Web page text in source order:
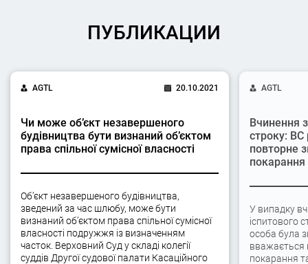
ПУБЛИКАЦИИ
AGTL 20.10.2021
Чи може об’єкт незавершеного
будівництва бути визнаний об’єктом
права спільної сумісної власності
Об’єкт незавершеного будівництва,
зведений за час шлюбу, може бути
визнаний об’єктом права спільної сумісної
власності подружжя із визначенням
часток. Верховний Суд у складі колегії
суддів Другої судової палати Касаційного
AGTL
Вчинення
строку: ВС
повторне
У випадку
іспитового
особа була
вважається
покарання